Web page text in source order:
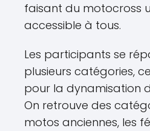
faisant du motocross
accessible à tous.
Les participants se
plusieurs catégories,
pour la dynamisation
On retrouve des
motos anciennes, les